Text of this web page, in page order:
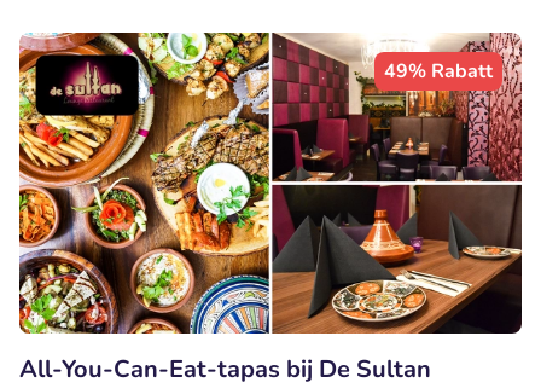
49% Rabatt
All-You-Can-Eat-tapas bij De Sultan